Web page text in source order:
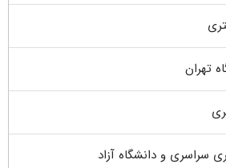
تهران
سراسری و دانشگاه آزاد